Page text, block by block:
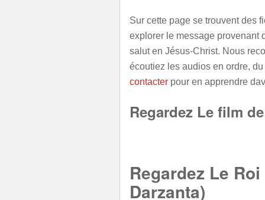
Sur cette page se trouvent des
explorer le message provenant
salut en Jésus-Christ. Nous
écoutiez les audios en ordre,
contacterpour en apprendre
Regardez Le film
Regardez Le
Darzanta)